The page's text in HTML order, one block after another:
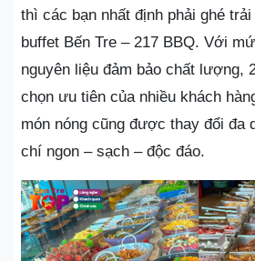
thì các bạn nhất định phải ghé
buffet Bến Tre – 217 BBQ. Với
nguyên liệu đảm bảo chất lượng,
chọn ưu tiên của nhiều khách
món nóng cũng được thay đổi đa
chí ngon – sạch – độc đáo.